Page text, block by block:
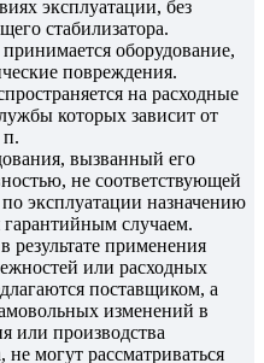
эксплуатации, без
стабилизатора.
оборудование,
повреждения.
на расходные
которых зависит от
п.
вызванный его
не соответствующей
эксплуатации назначению
гарантийным случаем.
применения
или расходных
поставщиком, а
изменений в
или производства
не могут рассматриваться